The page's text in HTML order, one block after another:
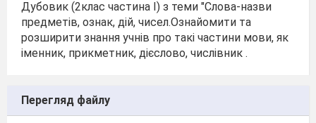
Дубовик (2клас частина І) з теми "Слова-назви
предметів, ознак, дій, чисел.Ознайомити та
розширити знання учнів про такі частини мови, як
іменник, прикметник, дієслово, числівник .
Перегляд файлу